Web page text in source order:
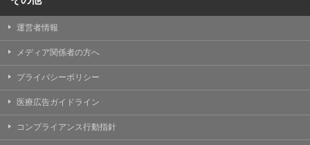
運営者情報
メディア関係者の方へ
プライバシーポリシー
医療広告ガイドライン
コンプライアンス行動指針